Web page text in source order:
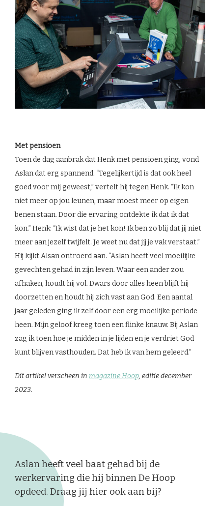
Met pensioen
Toen de dag aanbrak dat Henk met pensioen ging, vond
Aslan dat erg spannend. “Tegelijkertijd is dat ook heel
goed voor mij geweest,” vertelt hij tegen Henk. “Ik kon
niet meer op jou leunen, maar moest meer op eigen
benen staan. Door die ervaring ontdekte ik dat ik dat
kon.” Henk: “Ik wist dat je het kon! Ik ben zo blij dat jij niet
meer aan jezelf twijfelt. Je weet nu dat jij je vak verstaat.”
Hij kijkt Alsan ontroerd aan. “Aslan heeft veel moeilijke
gevechten gehad in zijn leven. Waar een ander zou
afhaken, houdt hij vol. Dwars door alles heen blijft hij
doorzetten en houdt hij zich vast aan God. Een aantal
jaar geleden ging ik zelf door een erg moeilijke periode
heen. Mijn geloof kreeg toen een flinke knauw. Bij Aslan
zag ik toen hoe je midden in je lijden en je verdriet God
kunt blijven vasthouden. Dat heb ik van hem geleerd.”
Dit artikel verscheen in magazine Hoop, editie december
2023.
Aslan heeft veel baat gehad bij de
werkervaring die hij binnen De Hoop
opdeed. Draag jij hier ook aan bij?